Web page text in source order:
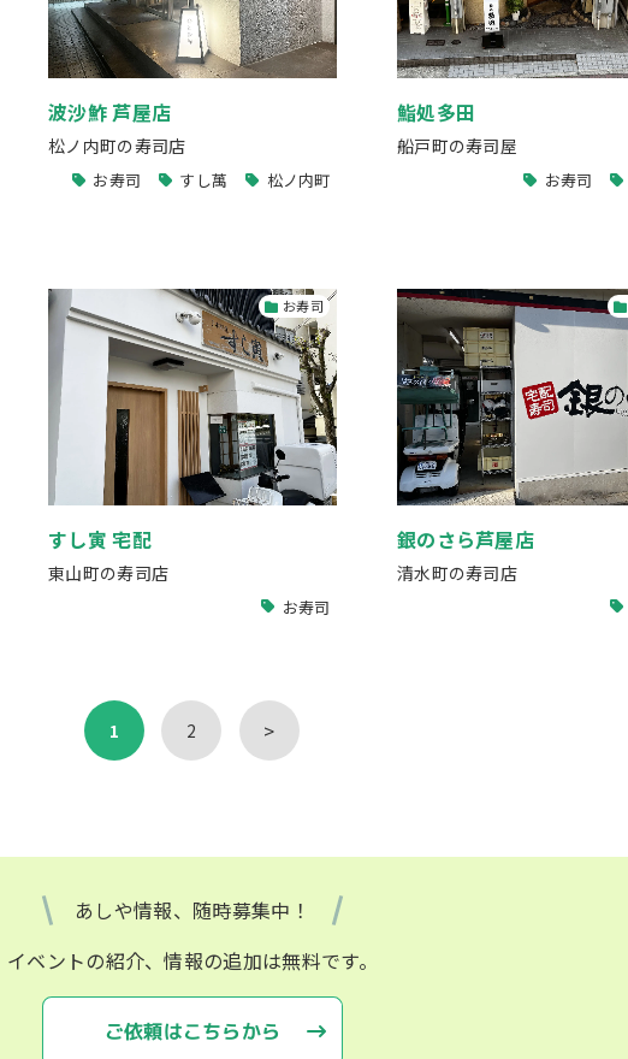
波沙鮓 芦屋店
松ノ内町の寿司店
お寿司 すし萬 松ノ内町
鮨処多田
船戸町の寿司屋
お寿司
お寿司
すし寅 宅配
東山町の寿司店
お寿司
銀のさら芦屋店
清水町の寿司店
1 2 >
あしや情報、随時募集中！
イベントの紹介、情報の追加は無料です。
ご依頼はこちらから